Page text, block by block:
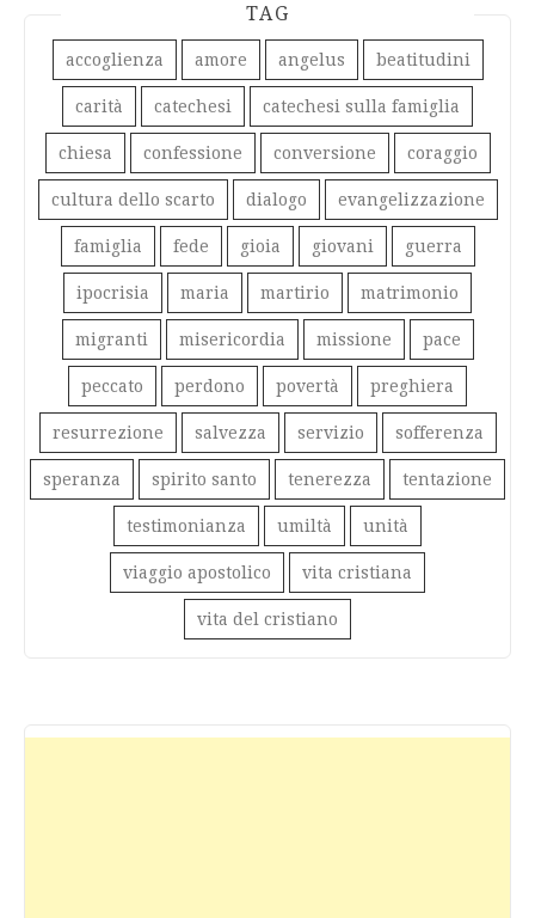
TAG
accoglienza amore angelus beatitudini
carità catechesi catechesi sulla famiglia
chiesa confessione conversione coraggio
cultura dello scarto dialogo evangelizzazione
famiglia fede gioia giovani guerra
ipocrisia maria martirio matrimonio
migranti misericordia missione pace
peccato perdono povertà preghiera
resurrezione salvezza servizio sofferenza
speranza spirito santo tenerezza tentazione
testimonianza umiltà unità
viaggio apostolico vita cristiana
vita del cristiano